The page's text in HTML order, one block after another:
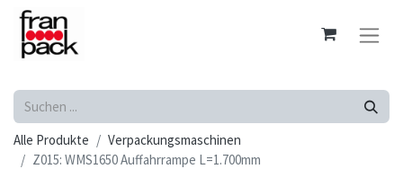
Alle Produkte
Verpackungsmaschinen
Z015: WMS1650 Auffahrrampe L=1.700mm